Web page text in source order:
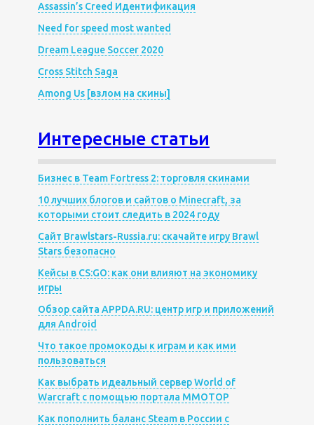
Assassin’s Creed Идентификация
Need for speed most wanted
Dream League Soccer 2020
Cross Stitch Saga
Among Us [взлом на скины]
Интересные статьи
Бизнес в Team Fortress 2: торговля скинами
10 лучших блогов и сайтов о Minecraft, за
которыми стоит следить в 2024 году
Сайт Brawlstars-Russia.ru: скачайте игру Brawl
Stars безопасно
Кейсы в CS:GO: как они влияют на экономику
игры
Обзор сайта APPDA.RU: центр игр и приложений
для Android
Что такое промокоды к играм и как ими
пользоваться
Как выбрать идеальный сервер World of
Warcraft с помощью портала MMOTOP
Как пополнить баланс Steam в России с